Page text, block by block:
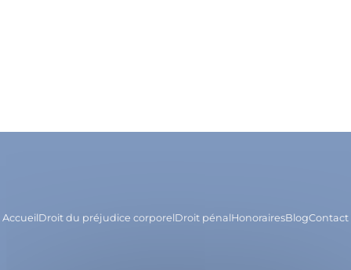
AccueilDroit du préjudice corporelDroit pénalHonorairesBlogContact